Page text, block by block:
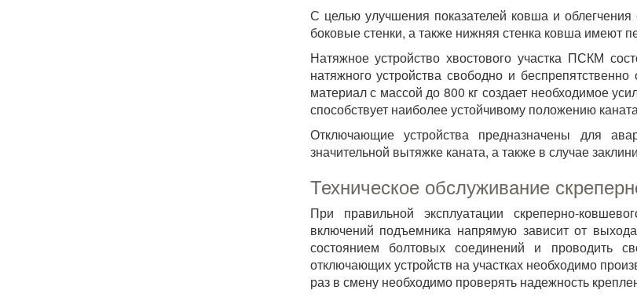
С целью улучшения показателей ковша и
боковые стенки, а также нижняя стенка ковша имеют
Натяжное устройство хвостового участка ПСКМ
натяжного устройства свободно и
материал с массой до 800 кг создает необходимое
способствует наиболее устойчивому положению
Отключающие устройства предназначены для
значительной вытяжке каната, а также в случае
Техническое обслуживание
При правильной эксплуатации скреперно-
включений подъемника напрямую зависит от
состоянием болтовых соединений и проводить
отключающих устройств на участках необходимо
раз в смену необходимо проверять надежность